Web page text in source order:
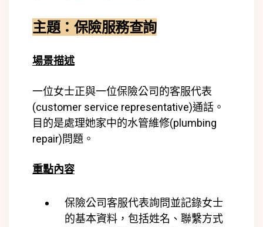
主題：保險服務查詢
場景描述
一位女士正與一位保險公司的客服代表
(customer service representative)通話。
目的是處理她家中的水管維修(plumbing
repair)問題。
重點內容
保險公司客服代表詢問並記錄女士
的基本資料，包括姓名、聯繫方式